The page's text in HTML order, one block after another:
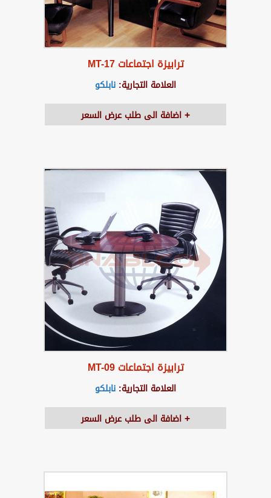
ترابيزة اجتماعات MT-17
العلامة التجارية: نابلكو
اضافة الى طلب عرض السعر
ترابيزة اجتماعات MT-09
العلامة التجارية: نابلكو
اضافة الى طلب عرض السعر